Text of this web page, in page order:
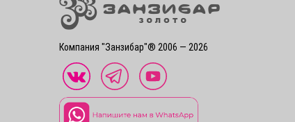
Компания "Занзибар"® 2006 — 2026